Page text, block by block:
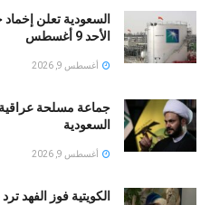
السعودية تعلن
الأحد 9 أغسطس
أغسطس 9, 2026
جماعة مسلحة عراقية
السعودية
أغسطس 9, 2026
الكويتية فوز الفهد